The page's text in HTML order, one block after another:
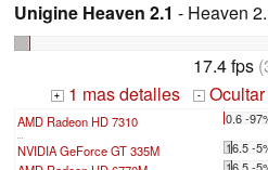
Unigine Heaven 2.1 - Heaven
17.4 fps
+ 1 mas detalles -
AMD Radeon HD 7310 0.6 -
...
NVIDIA GeForce GT 335M
16.5 -